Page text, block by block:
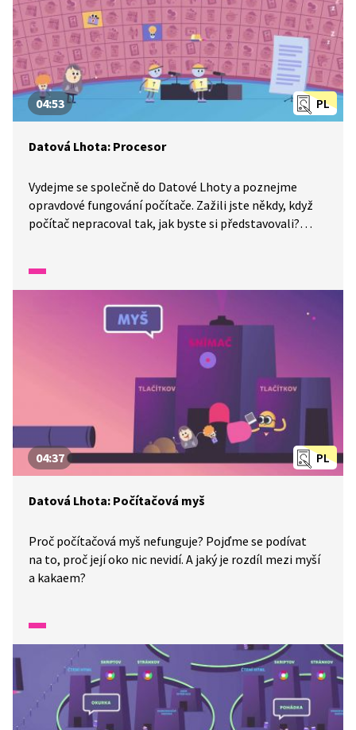
PL
04:53
Datová Lhota: Procesor
Vydejme se společně do Datové Lhoty a poznejme
opravdové fungování počítače. Zažili jste někdy, když
počítač nepracoval tak, jak byste si představovali?
najít nějakou věc, když je v něm nepořádek. Proč se dá
fungování nám povědí kluci z Datové Lhoty.
PL
04:37
Datová Lhota: Počítačová myš
Proč počítačová myš nefunguje? Pojďme se podívat
na to, proč její oko nic nevidí. A jaký je rozdíl mezi myší
a kakaem?